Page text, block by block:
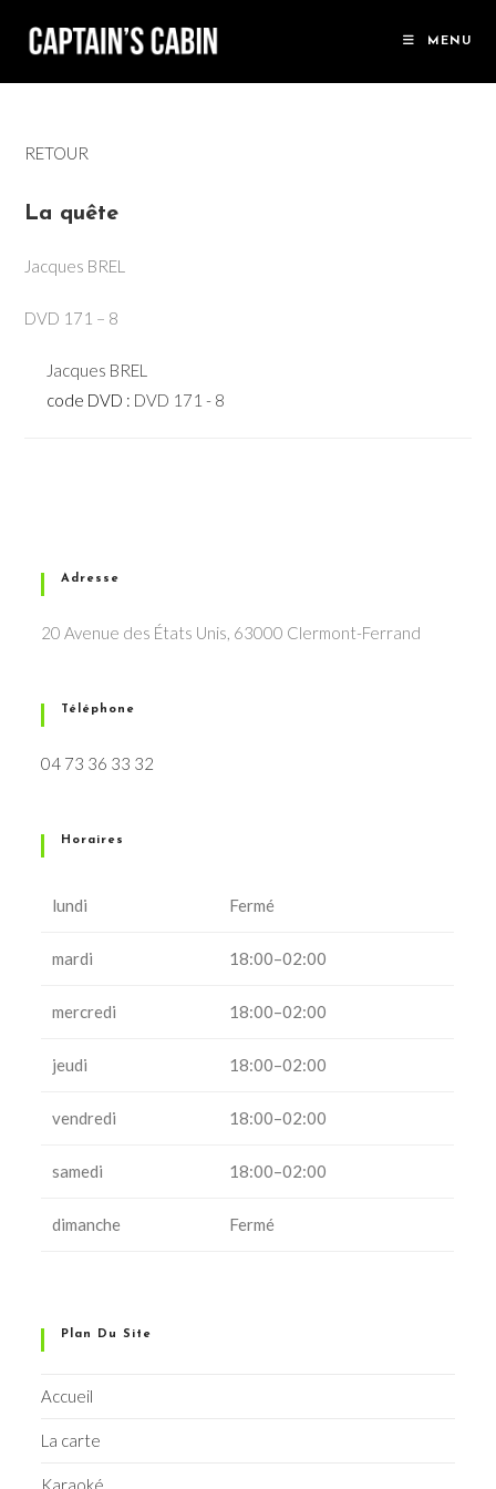
MENU
RETOUR
La quête
Jacques BREL
DVD 171 – 8
Jacques BREL
code DVD : DVD 171 - 8
Adresse
20 Avenue des États Unis, 63000 Clermont-Ferrand
Téléphone
04 73 36 33 32
Horaires
lundi Fermé
mardi 18:00–02:00
mercredi 18:00–02:00
jeudi 18:00–02:00
vendredi 18:00–02:00
samedi 18:00–02:00
dimanche Fermé
Plan Du Site
Accueil
La carte
Karaoké